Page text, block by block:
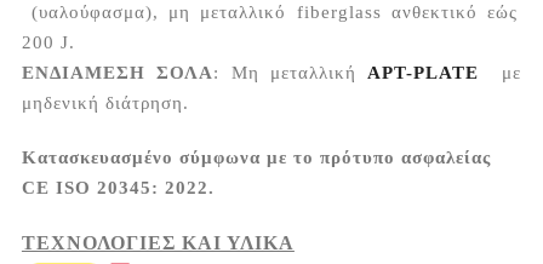
(υαλούφασμα), μη μεταλλικό fiberglass ανθεκτικό εώς
200 J.
ΕΝΔΙΑΜΕΣΗ ΣΟΛΑ: Μη μεταλλική APT-PLATE με
μηδενική διάτρηση.
Κατασκευασμένο σύμφωνα με το πρότυπο ασφαλείας
CE ISO 20345: 2022.
ΤΕΧΝΟΛΟΓΙΕΣ ΚΑΙ ΥΛΙΚΑ